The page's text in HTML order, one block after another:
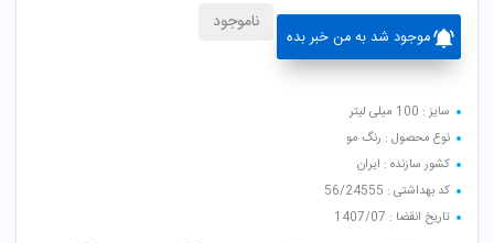
موجود شد به من خبر بده
ناموجود
سایز : 100 میلی لیتر
نوع محصول : رنگ مو
کشور سازنده : ایران
کد بهداشتی : 56/24555
تاریخ انقضا : 1407/07